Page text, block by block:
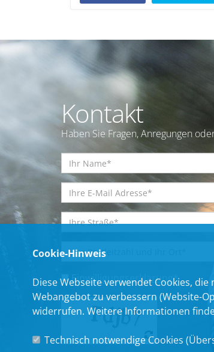
Kontakt
Haben Sie Fragen, Anregungen
Einwilligungserklärung*
Cookie-Hinweis
Diese Webseite verwendet Cookies,
Webangebot zu verbessern (Website-
widerrufen. Weitere Informationen
Technisch notwendige Cookies (